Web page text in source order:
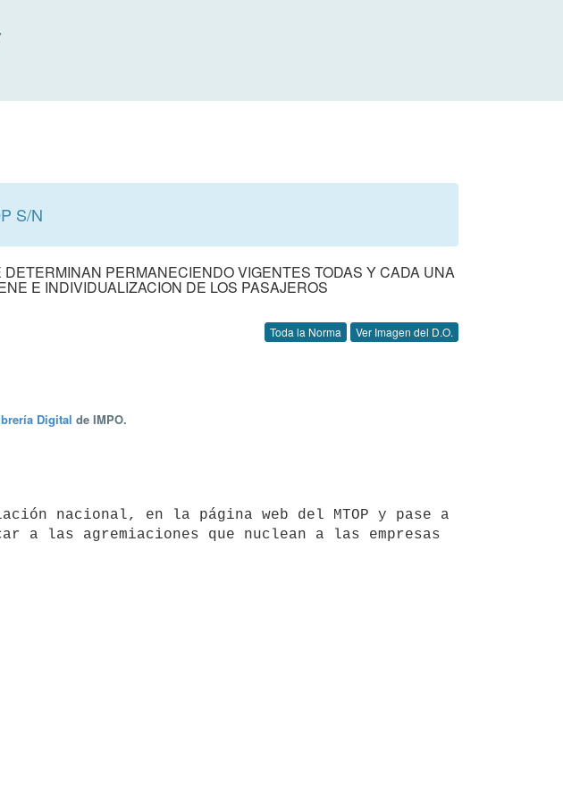
S/N
PERMANECIENDO VIGENTES TODAS Y CADA UNA
E INDIVIDUALIZACION DE LOS PASAJEROS
Toda la Norma Ver Imagen del D.O.
Digital de IMPO.
las agremiaciones que nuclean a las empresas